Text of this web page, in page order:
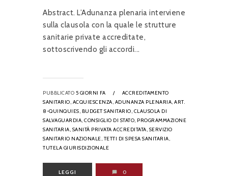
Abstract. L’Adunanza plenaria interviene
sulla clausola con la quale le strutture
sanitarie private accreditate,
sottoscrivendo gli accordi...
PUBBLICATO 5 GIORNI FA /
ACCREDITAMENTO
SANITARIO, ACQUIESCENZA, ADUNANZA PLENARIA, ART.
8-QUINQUIES, BUDGET SANITARIO, CLAUSOLA DI
SALVAGUARDIA, CONSIGLIO DI STATO, PROGRAMMAZIONE
SANITARIA, SANITÀ PRIVATA ACCREDITATA, SERVIZIO
SANITARIO NAZIONALE, TETTI DI SPESA SANITARIA,
TUTELA GIURISDIZIONALE
LEGGI 0